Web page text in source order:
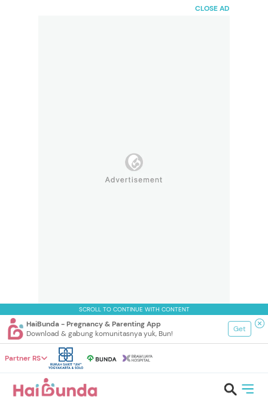
CLOSE AD
SCROLL TO CONTINUE WITH CONTENT
HaiBunda - Pregnancy & Parenting App
Download & gabung komunitasnya yuk, Bun!
Get
Partner RS